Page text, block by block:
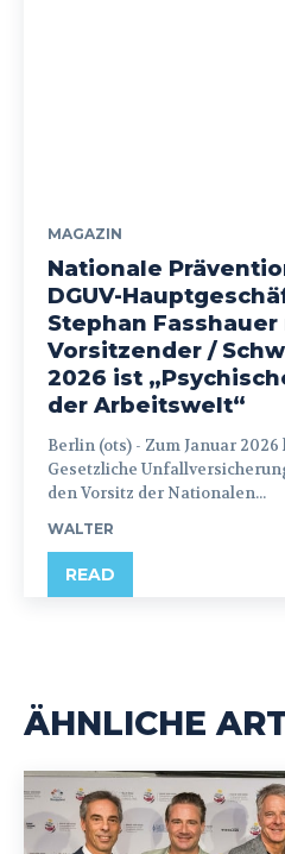
MAGAZIN
Nationale
DGUV-
Stephan
Vorsitzender /
2026 ist
der Arbeitswelt“
Berlin (ots) - Zum Januar 2026 hat die Deutsche
Gesetzliche
den Vorsitz der Nationalen...
WALTER
READ
ÄHNLICHE